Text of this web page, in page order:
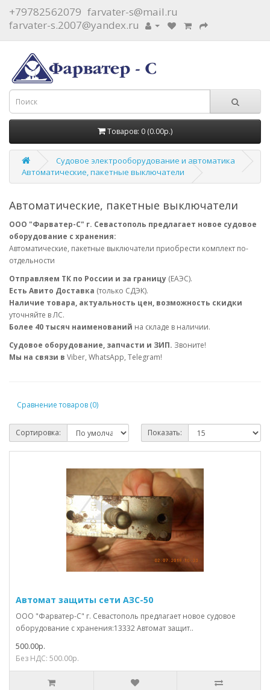
+79782562079 farvater-s@mail.ru
farvater-s.2007@yandex.ru
Товаров: 0 (0.00р.)
Судовое электрооборудование и автоматика
Автоматические, пакетные выключатели
Автоматические, пакетные выключатели
ООО "Фарватер-С" г. Севастополь предлагает новое судовое
оборудование с хранения:
Автоматические, пакетные выключатели приобрести комплект по-
отдельности
Отправляем ТК по России и за границу (ЕАЭС).
Есть Авито Доставка (только СДЭК).
Наличие товара, актуальность цен, возможность скидки
уточняйте в ЛС.
Более 40 тысяч наименований на складе в наличии.
Судовое оборудование, запчасти и ЗИП. Звоните!
Мы на связи в Viber, WhatsApp, Telegram!
Сравнение товаров (0)
Сортировка: Показать:
Автомат защиты сети АЗС-50
ООО "Фарватер-С" г. Севастополь предлагает новое судовое
оборудование с хранения:13332 Автомат защит..
500.00р.
Без НДС: 500.00р.